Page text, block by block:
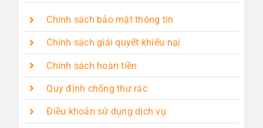
Chính sách bảo mật thông tin
Chính sách giải quyết khiếu nại
Chính sách hoàn tiền
Quy định chống thư rác
Điều khoản sử dụng dịch vụ